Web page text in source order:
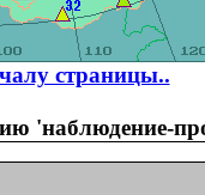
страницы..
'наблюдение-